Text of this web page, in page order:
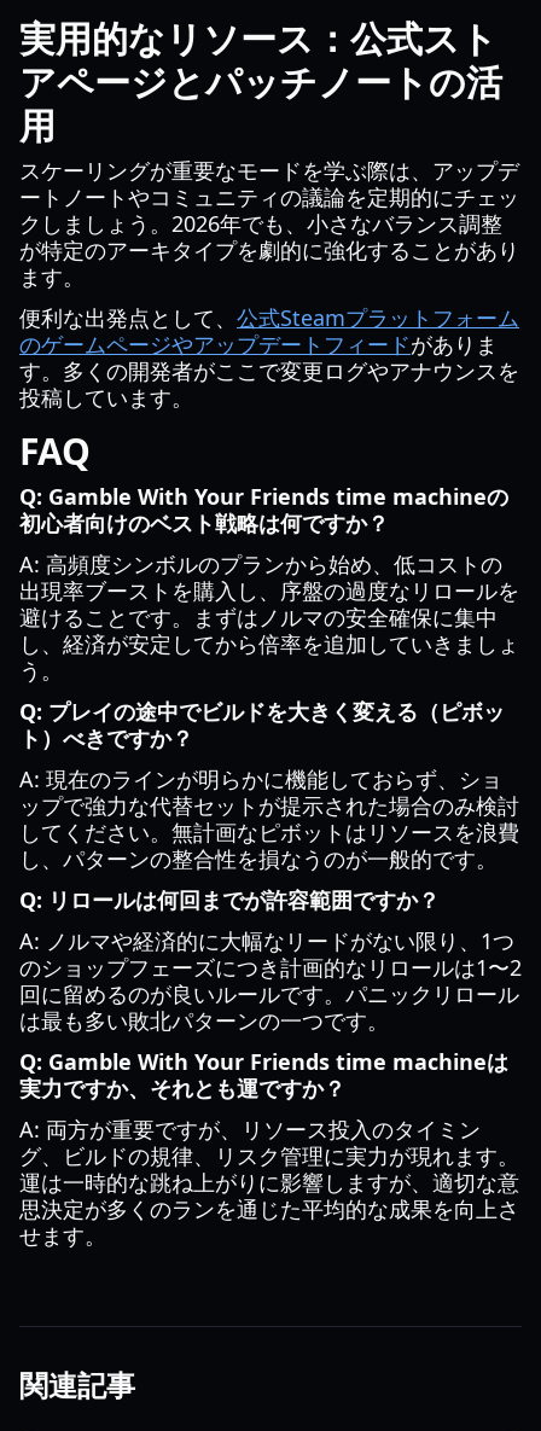
実用的なリソース：公式スト
アページとパッチノートの活
用
スケーリングが重要なモードを学ぶ際は、アップデ
ートノートやコミュニティの議論を定期的にチェッ
クしましょう。2026年でも、小さなバランス調整
が特定のアーキタイプを劇的に強化することがあり
ます。
便利な出発点として、 公式Steamプラットフォーム
のゲームページやアップデートフィードがありま
す。多くの開発者がここで変更ログやアナウンスを
投稿しています。
FAQ
Q: Gamble With Your Friends time machineの
初心者向けのベスト戦略は何ですか？
A: 高頻度シンボルのプランから始め、低コストの
出現率ブーストを購入し、序盤の過度なリロールを
避けることです。まずはノルマの安全確保に集中
し、経済が安定してから倍率を追加していきましょ
う。
Q: プレイの途中でビルドを大きく変える（ピボッ
ト）べきですか？
A: 現在のラインが明らかに機能しておらず、ショ
ップで強力な代替セットが提示された場合のみ検討
してください。無計画なピボットはリソースを浪費
し、パターンの整合性を損なうのが一般的です。
Q: リロールは何回までが許容範囲ですか？
A: ノルマや経済的に大幅なリードがない限り、1つ
のショップフェーズにつき計画的なリロールは1〜2
回に留めるのが良いルールです。パニックリロール
は最も多い敗北パターンの一つです。
Q: Gamble With Your Friends time machineは
実力ですか、それとも運ですか？
A: 両方が重要ですが、リソース投入のタイミン
グ、ビルドの規律、リスク管理に実力が現れます。
運は一時的な跳ね上がりに影響しますが、適切な意
思決定が多くのランを通じた平均的な成果を向上さ
せます。
関連記事